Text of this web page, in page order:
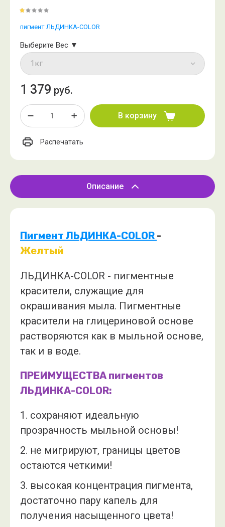
пигмент ЛЬДИНКА-COLOR
Выберите Вес ▼
1 379 руб.
В корзину
Распечатать
Описание
Пигмент ЛЬДИНКА-COLOR -
Желтый
ЛЬДИНКА-COLOR - пигментные
красители, служащие для
окрашивания мыла. Пигментные
красители на глицериновой основе
растворяются как в мыльной основе,
так и в воде.
ПРЕИМУЩЕСТВА пигментов
ЛЬДИНКА-COLOR:
1. сохраняют идеальную
прозрачность мыльной основы!
2. не мигрируют, границы цветов
остаются четкими!
3. высокая концентрация пигмента,
достаточно пару капель для
получения насыщенного цвета!